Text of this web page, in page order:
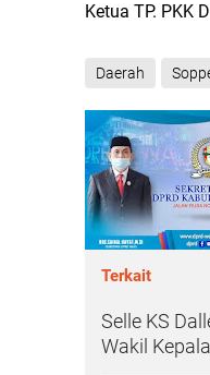
Ketua TP. PKK
Daerah
Terkait
Selle KS
Wakil